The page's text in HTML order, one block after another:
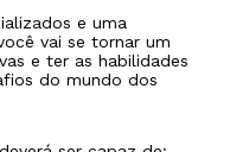
e uma
vai se tornar um
e ter as habilidades
do mundo dos